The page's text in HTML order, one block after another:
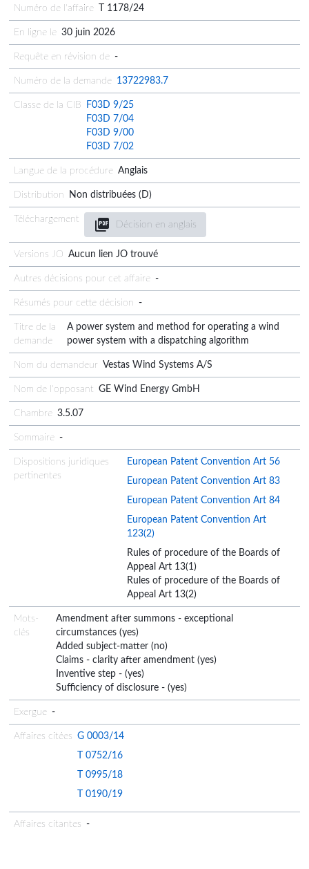
Numéro de l'affaire T 1178/24
En ligne le 30 juin 2026
Requête en révision de -
Numéro de la demande 13722983.7
Classe de la CIB
F03D 9/25
F03D 7/04
F03D 9/00
F03D 7/02
Langue de la procédure Anglais
Distribution Non distribuées (D)
Téléchargement
Décision en anglais
Versions JO Aucun lien JO trouvé
Autres décisions pour cet affaire -
Résumés pour cette décision -
Titre de la
demande
A power system and method for operating a wind
power system with a dispatching algorithm
Nom du demandeur Vestas Wind Systems A/S
Nom de l'opposant GE Wind Energy GmbH
Chambre 3.5.07
Sommaire -
Dispositions juridiques
pertinentes
European Patent Convention Art 56
European Patent Convention Art 83
European Patent Convention Art 84
European Patent Convention Art
123(2)
Rules of procedure of the Boards of
Appeal Art 13(1)
Rules of procedure of the Boards of
Appeal Art 13(2)
Mots-
clés
Amendment after summons - exceptional
circumstances (yes)
Added subject-matter (no)
Claims - clarity after amendment (yes)
Inventive step - (yes)
Sufficiency of disclosure - (yes)
Exergue -
Affaires citées G 0003/14
T 0752/16
T 0995/18
T 0190/19
Affaires citantes -